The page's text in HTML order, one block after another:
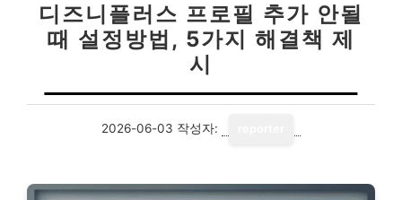
디즈니플러스 프로필 추가 안될
때 설정방법, 5가지 해결책 제
시
2026-06-03 작성자: